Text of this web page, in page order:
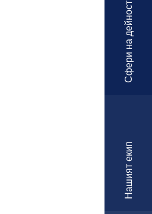
Сфери на дейност
Нашият екип